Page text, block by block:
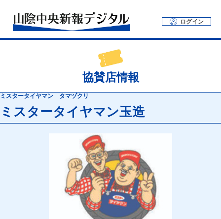
ログイン
協賛店情報
ミスタータイヤマン タマヅクリ
ミスタータイヤマン玉造